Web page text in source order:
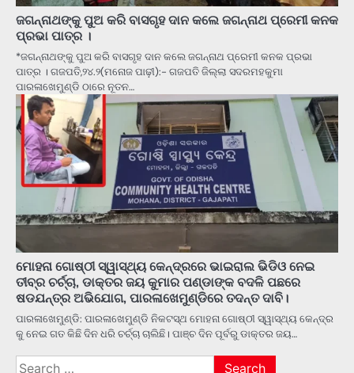
ଜଗନ୍ନାଥଙ୍କୁ ପୁଅ କରି ବାସଗୃହ ଦାନ କଲେ ଜଗନ୍ନାଥ ପ୍ରେମୀ କନକ
ପ୍ରଭା ପାତ୍ର ।
*ଜଗନ୍ନାଥଙ୍କୁ ପୁଅ କରି ବାସଗୃହ ଦାନ କଲେ ଜଗନ୍ନାଥ ପ୍ରେମୀ କନକ ପ୍ରଭା
ପାତ୍ର । ଗଜପତି,୨୪.୨(ମନୋଜ ପାଢ଼ୀ):- ଗଜପତି ଜିଲ୍ଲା ସଦରମହକୁମା
ପାରଳାଖେମୁଣ୍ଡି ଠାରେ ନୂତନ…
ମୋହନା ଗୋଷ୍ଠୀ ସ୍ୱାସ୍ଥ୍ୟ କେନ୍ଦ୍ରରେ ଭାଇରାଲ ଭିଡିଓ ନେଇ
ତୀବ୍ର ଚର୍ଚ୍ଚା, ଡାକ୍ତର ଜୟ କୁମାର ପଣ୍ଡାଙ୍କ ବଦଳି ପଛରେ
ଷଡଯନ୍ତ୍ର ଅଭିଯୋଗ, ପାରଳାଖେମୁଣ୍ଡିରେ ତଦନ୍ତ ଦାବି।
ପାରଳାଖେମୁଣ୍ଡି: ପାରଳାଖେମୁଣ୍ଡି ନିକଟସ୍ଥ ମୋହନା ଗୋଷ୍ଠୀ ସ୍ୱାସ୍ଥ୍ୟ କେନ୍ଦ୍ର
କୁ ନେଇ ଗତ କିଛି ଦିନ ଧରି ଚର୍ଚ୍ଚା ଚାଲିଛି। ପାଞ୍ଚ ଦିନ ପୂର୍ବରୁ ଡାକ୍ତର ଜୟ…
Search